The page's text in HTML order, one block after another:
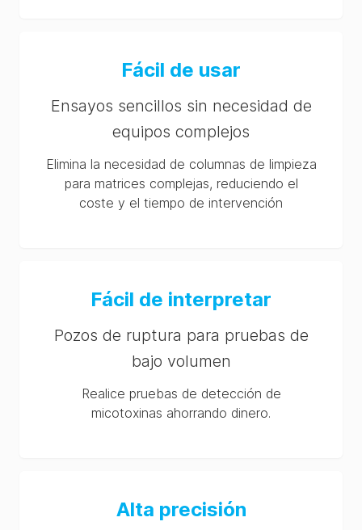
Fácil de usar
Ensayos sencillos sin necesidad de
equipos complejos
Elimina la necesidad de columnas de limpieza
para matrices complejas, reduciendo el
coste y el tiempo de intervención
Fácil de interpretar
Pozos de ruptura para pruebas de
bajo volumen
Realice pruebas de detección de
micotoxinas ahorrando dinero.
Alta precisión